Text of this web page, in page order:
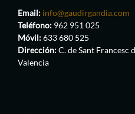
Email: info@gaudirgandia.com
Teléfono: 962 951 025
Móvil:633 680 525
Dirección:C. de Sant Francesc
Valencia